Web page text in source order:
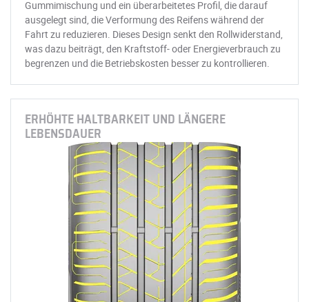
Gummimischung und ein überarbeitetes Profil, die darauf
ausgelegt sind, die Verformung des Reifens während der
Fahrt zu reduzieren. Dieses Design senkt den Rollwiderstand,
was dazu beiträgt, den Kraftstoff- oder Energieverbrauch zu
begrenzen und die Betriebskosten besser zu kontrollieren.
ERHÖHTE HALTBARKEIT UND LÄNGERE
LEBENSDAUER